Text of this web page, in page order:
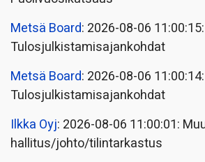
Metsä Board: 2026-08-06 11:00:15:
Tulosjulkistamisajankohdat
Metsä Board: 2026-08-06 11:00:14:
Tulosjulkistamisajankohdat
Ilkka Oyj: 2026-08-06 11:00:01:
hallitus/johto/tilintarkastus